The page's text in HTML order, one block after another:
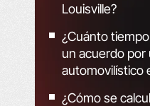
Louisville?
¿Cuánto
un acuerdo por
automovilístico
¿Cómo se